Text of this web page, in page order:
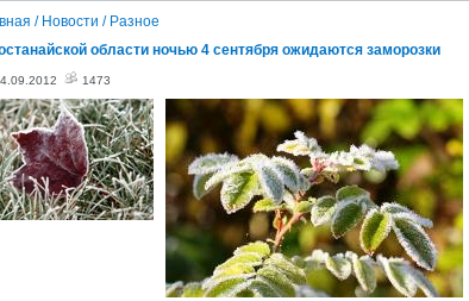
/ Новости / Разное
области ночью 4 сентября ожидаются заморозки
1473